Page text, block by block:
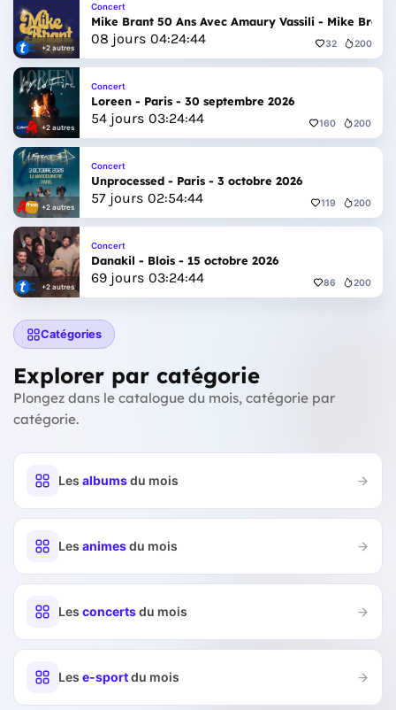
+2 autres
Concert
Mike Brant 50 Ans Avec Amaury Vassili - Mike Brant
08 jours 04:24:42 32 200
+2 autres
Concert
Loreen - Paris - 30 septembre 2026
54 jours 03:24:42 160 200
+2 autres
Concert
Unprocessed - Paris - 3 octobre 2026
57 jours 02:54:42 119 200
+2 autres
Concert
Danakil - Blois - 15 octobre 2026
69 jours 03:24:42 86 200
Catégories
Explorer par catégorie
Plongez dans le catalogue du mois, catégorie par
catégorie.
Les albumsdu mois
Les animesdu mois
Les concertsdu mois
Les e-sportdu mois